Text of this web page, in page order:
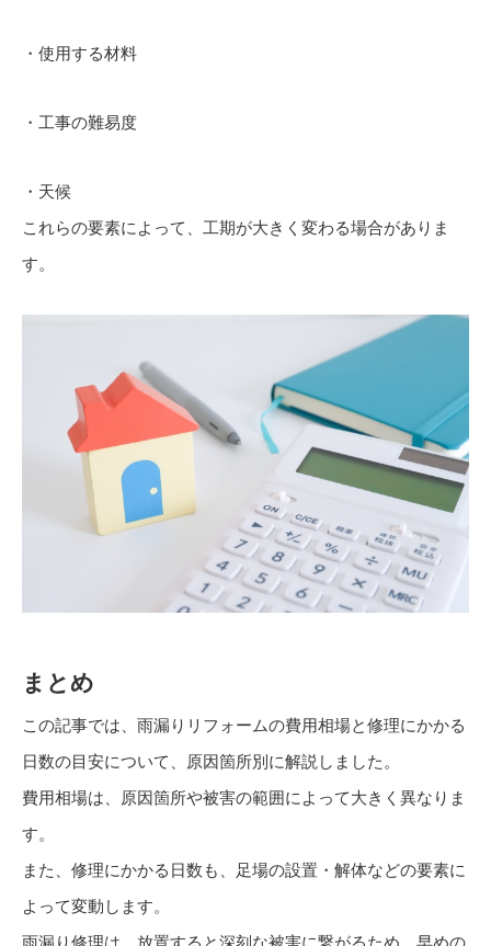
・使用する材料
・工事の難易度
・天候
これらの要素によって、工期が大きく変わる場合がありま
す。
まとめ
この記事では、雨漏りリフォームの費用相場と修理にかかる
日数の目安について、原因箇所別に解説しました。
費用相場は、原因箇所や被害の範囲によって大きく異なりま
す。
また、修理にかかる日数も、足場の設置・解体などの要素に
よって変動します。
雨漏り修理は、放置すると深刻な被害に繋がるため、早めの